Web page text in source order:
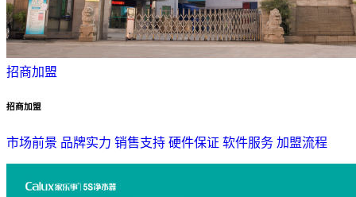
招商加盟
招商加盟
市场前景 品牌实力 销售支持 硬件保证 软件服务 加盟流程